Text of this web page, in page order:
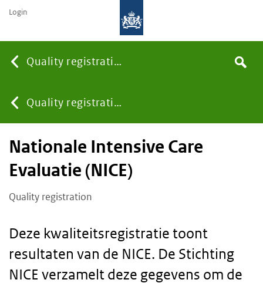
Quality registrations
You
are
Quality registrations
Search
Login
Nationale Intensive Care
Evaluatie (NICE)
Quality registration
Deze kwaliteitsregistratie toont
resultaten van de NICE. De Stichting
NICE verzamelt deze gegevens om de